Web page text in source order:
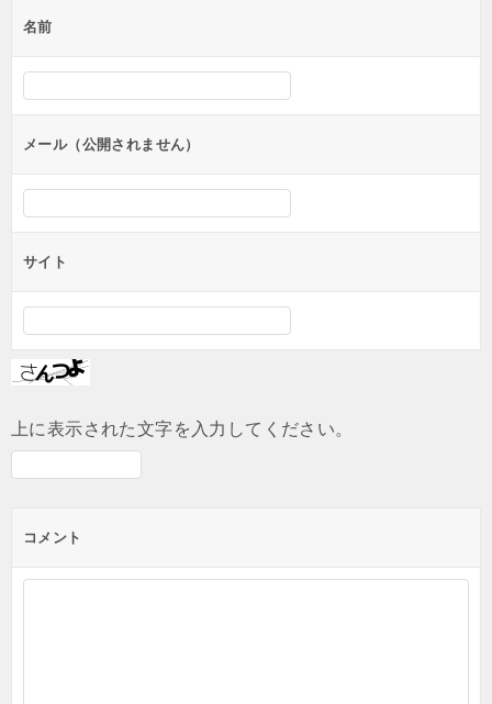
名前
メール（公開されません）
サイト
上に表示された文字を入力してください。
コメント